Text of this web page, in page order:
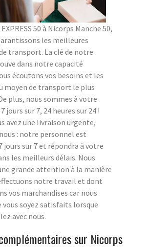
50 à Nicorps Manche 50,
les meilleures
transport. La clé de notre
dans notre capacité
écoutons vos besoins et les
moyen de transport le plus
plus, nous sommes à votre
jours sur 7, 24 heures sur 24 !
avez une livraison urgente,
: notre personnel est
jours sur 7 et répondra à votre
les meilleurs délais. Nous
grande attention à la manière
notre travail et dont
vos marchandises car nous
vous soyez satisfaits lorsque
avec nous.
sur Nicorps